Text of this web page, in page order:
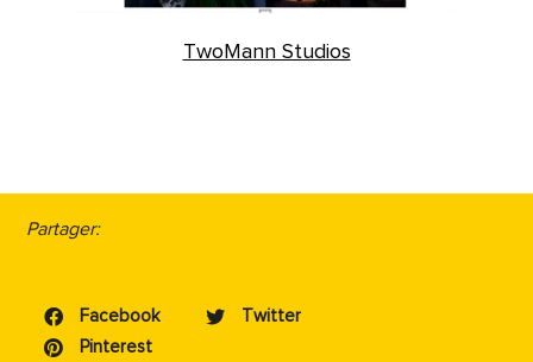
TwoMann Studios
Partager:
Facebook
Twitter
Pinterest